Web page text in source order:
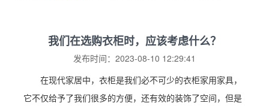
我们在选购衣柜时，应该考虑什么？
发布时间：2023-08-10 12:29:41
在现代家居中，衣柜是我们必不可少的衣柜家用家具，
它不仅给予了我们很多的方便，还有效的装饰了空间，但是